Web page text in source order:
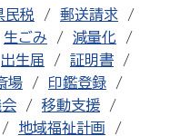
民税
郵送請求
生ごみ
減量化
出生届
証明書
場
印鑑登録
移動支援
地域福祉計画